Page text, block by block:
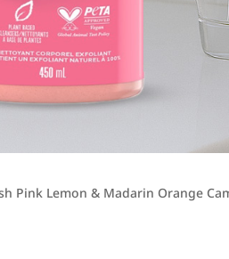
Pink Lemon & Madarin Orange